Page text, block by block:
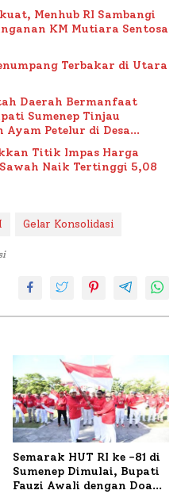
Menhub RI Sambangi
KM Mutiara Sentosa
Terbakar di Utara
Daerah Bermanfaat
Sumenep Tinjau
Ayam Petelur di Desa
Titik Impas Harga
Naik Tertinggi 5,08
Gelar Konsolidasi
Semarak HUT RI ke -81 di
Sumenep Dimulai, Bupati
Fauzi Awali dengan Doa